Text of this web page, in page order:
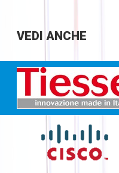
VEDI ANCHE